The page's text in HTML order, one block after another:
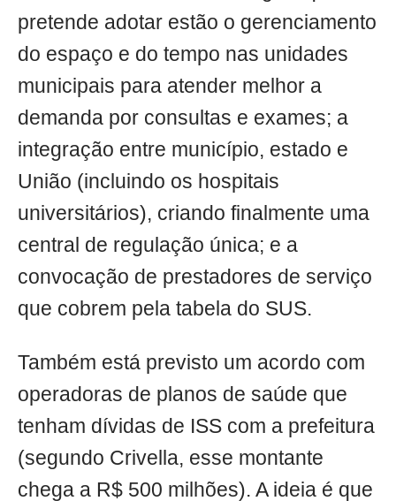
pretende adotar estão o gerenciamento
do espaço e do tempo nas unidades
municipais para atender melhor a
demanda por consultas e exames; a
integração entre município, estado e
União (incluindo os hospitais
universitários), criando finalmente uma
central de regulação única; e a
convocação de prestadores de serviço
que cobrem pela tabela do SUS.
Também está previsto um acordo com
operadoras de planos de saúde que
tenham dívidas de ISS com a prefeitura
(segundo Crivella, esse montante
chega a R$ 500 milhões). A ideia é que